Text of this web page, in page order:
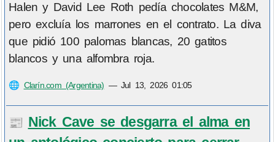
Halen y David Lee Roth pedía chocolates M&M,
pero excluía los marrones en el contrato. La diva
que pidió 100 palomas blancas, 20 gatitos
blancos y una alfombra roja.
🌐 Clarín.com (Argentina) — Jul 13, 2026 01:05
📰 Nick Cave se desgarra el alma en